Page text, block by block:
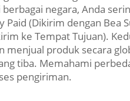
berbagai negara, Anda
Paid (Dikirim dengan Bea
ke Tempat Tujuan).
menjual produk secara
tiba. Memahami
pengiriman.